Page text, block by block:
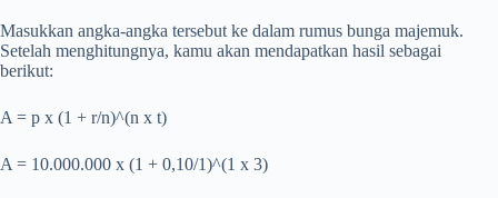
Masukkan angka-angka tersebut ke dalam rumus bunga majemuk.
Setelah menghitungnya, kamu akan mendapatkan hasil sebagai
berikut:
A = p x (1 + r/n)^(n x t)
A = 10.000.000 x (1 + 0,10/1)^(1 x 3)